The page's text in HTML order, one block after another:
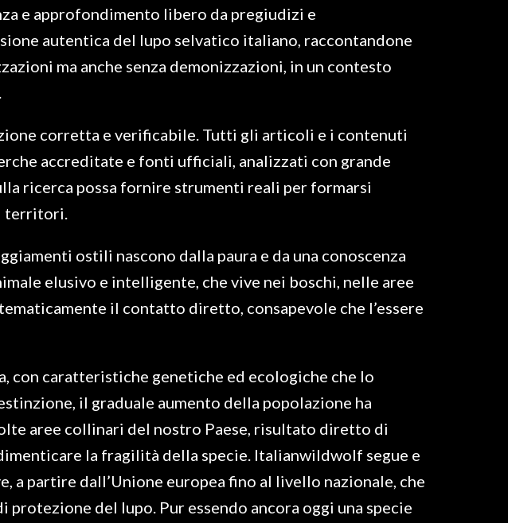
e approfondimento libero da pregiudizi e
autentica del lupo selvatico italiano, raccontandone
ma anche senza demonizzazioni, in un contesto
corretta e verificabile. Tutti gli articoli e i contenuti
accreditate e fonti ufficiali, analizzati con grande
ricerca possa fornire strumenti reali per formarsi
territori.
ostili nascono dalla paura e da una conoscenza
elusivo e intelligente, che vive nei boschi, nelle aree
il contatto diretto, consapevole che l’essere
con caratteristiche genetiche ed ecologiche che lo
il graduale aumento della popolazione ha
aree collinari del nostro Paese, risultato diretto di
la fragilità della specie. Italianwildwolf segue e
partire dall’Unione europea fino al livello nazionale, che
del lupo. Pur essendo ancora oggi una specie